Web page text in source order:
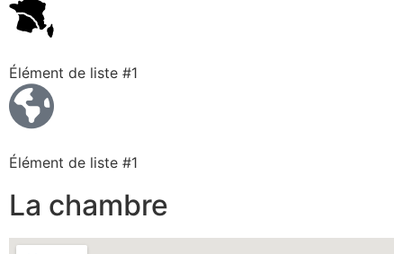
Élément de liste #1
Élément de liste #1
La chambre